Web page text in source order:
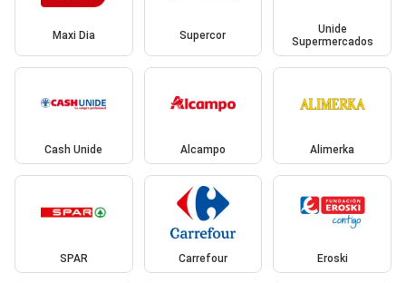
Maxi Dia Supercor
Unide
Supermercados
Cash Unide Alcampo Alimerka
SPAR Carrefour Eroski